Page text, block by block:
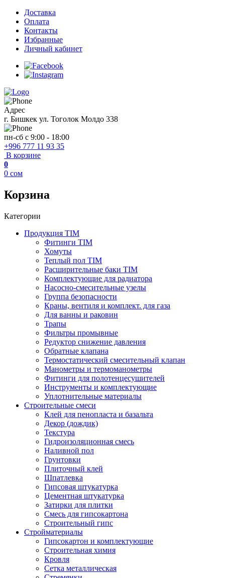
Доставка
Оплата
Контакты
Избранные
Личный кабинет
Адрес
г. Бишкек ул. Тоголок Молдо 338
пн-сб с 9:00 - 18:00
+996 777 11 93 35
В корзине
0
0 сом
Корзина
Категории
Продукция TIM
Фитинги TIM
Хомуты
Теплый пол TIM
Расширительные баки TIM
Комплектующие для радиатора
Насосно-смесительные узелы
Группа безопасности
Краны, вентиля и комплект. для газа
Для ванны и раковин
Трапы
Фильтры промывные
Редуктор снижение давления
Обратные клапана
Термостатический смесительный клапан
Манометры и термоманометры
Фитинги для полотенцесушителей
Инструменты и комплектующие
Уплотнительные материалы
Строительные смеси
Клей для пенопласта и базальта
Декор (дождик)
Текстура
Гидроизоляционная смесь
Наливной пол
Грунтовки
Плиточный клей
Шпатлевка
Гипсовая штукатурка
Цементная штукатурка
Затирки для плитки
Смесь для гипсокартона
Строительный гипс
Стройматериалы
Гипсокартон и комплектующие
Строительная химия
Кровля
Сетка металлическая